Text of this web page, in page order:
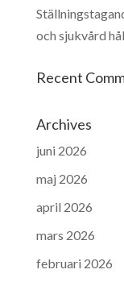
och sjukvård
Recent
Archives
juni 2026
maj 2026
april 2026
mars 2026
februari 2026